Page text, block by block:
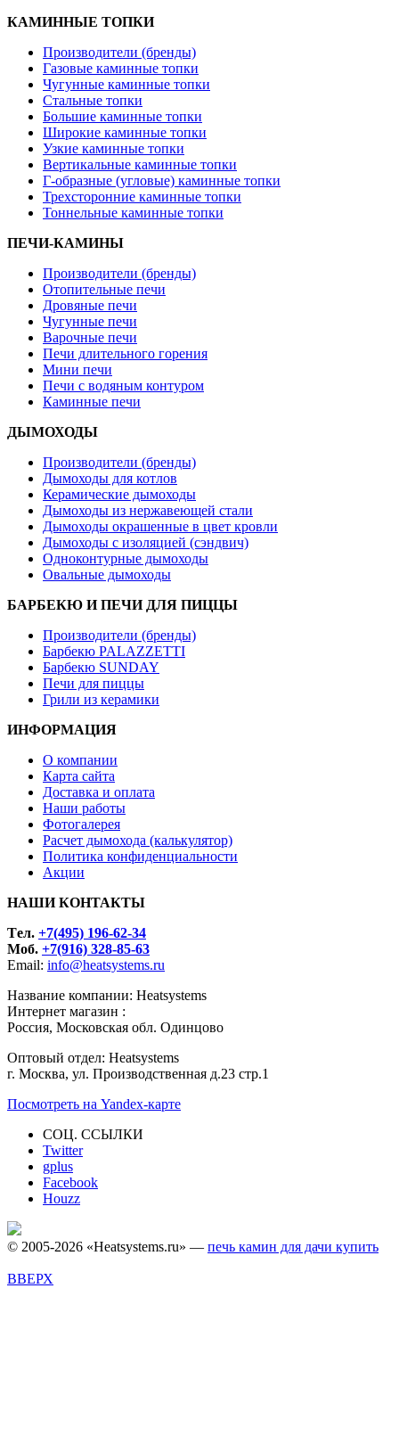
КАМИННЫЕ ТОПКИ
Производители (бренды)
Газовые каминные топки
Чугунные каминные топки
Стальные топки
Большие каминные топки
Широкие каминные топки
Узкие каминные топки
Вертикальные каминные топки
Г-образные (угловые) каминные топки
Трехсторонние каминные топки
Тоннельные каминные топки
ПЕЧИ-КАМИНЫ
Производители (бренды)
Отопительные печи
Дровяные печи
Чугунные печи
Варочные печи
Печи длительного горения
Мини печи
Печи с водяным контуром
Каминные печи
ДЫМОХОДЫ
Производители (бренды)
Дымоходы для котлов
Керамические дымоходы
Дымоходы из нержавеющей стали
Дымоходы окрашенные в цвет кровли
Дымоходы с изоляцией (сэндвич)
Одноконтурные дымоходы
Овальные дымоходы
БАРБЕКЮ И ПЕЧИ ДЛЯ ПИЦЦЫ
Производители (бренды)
Барбекю PALAZZETTI
Барбекю SUNDAY
Печи для пиццы
Грили из керамики
ИНФОРМАЦИЯ
О компании
Карта сайта
Доставка и оплата
Наши работы
Фотогалерея
Расчет дымохода (калькулятор)
Политика конфиденциальности
Акции
НАШИ КОНТАКТЫ
Tел. +7(495) 196-62-34
Моб. +7(916) 328-85-63
Email: info@heatsystems.ru
Название компании: Heatsystems
Интернет магазин :
Россия, Московская обл. Одинцово
Оптовый отдел: Heatsystems
г. Москва, ул. Производственная д.23 стр.1
Посмотреть на Yandex-карте
СОЦ. ССЫЛКИ
Twitter
gplus
Facebook
Houzz
© 2005-2026 «Heatsystems.ru» — печь камин для дачи купить
ВВЕРХ